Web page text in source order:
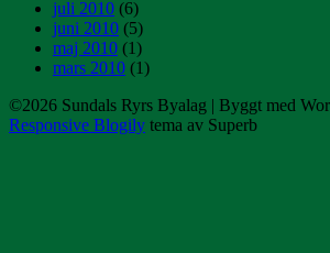
juli 2010 (6)
juni 2010 (5)
maj 2010 (1)
mars 2010 (1)
©2026 Sundals Ryrs Byalag | Byggt med
Responsive Blogily tema av Superb